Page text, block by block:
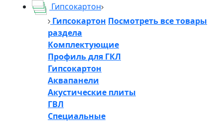
Гипсокартон
Гипсокартон Посмотреть все товары
раздела
Комплектующие
Профиль для ГКЛ
Гипсокартон
Аквапанели
Акустические плиты
ГВЛ
Специальные